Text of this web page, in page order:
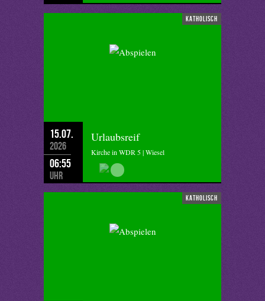
katholisch
15.07.
2026
06:55
Uhr
Urlaubsreif
Kirche in WDR 5 | Wiesel
katholisch